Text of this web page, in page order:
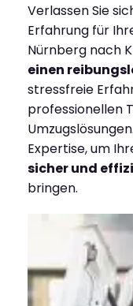
Verlassen Sie
Erfahrung für
Nürnberg nach
einen
stressfreie
professionellen
Expertise, um
sicher und
bringen.